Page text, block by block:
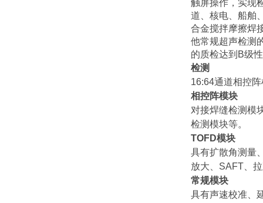
触屏操作，实现
道、核电、船舶
合金搅拌摩擦焊
他常规超声检测
的质检达到B级
检测
16:64通道相控
相控阵模块
对接焊缝检测模
检测模块等。
TOFD模块
具有扩散角测量
放大、SAFT、
常规模块
具有声速校准、